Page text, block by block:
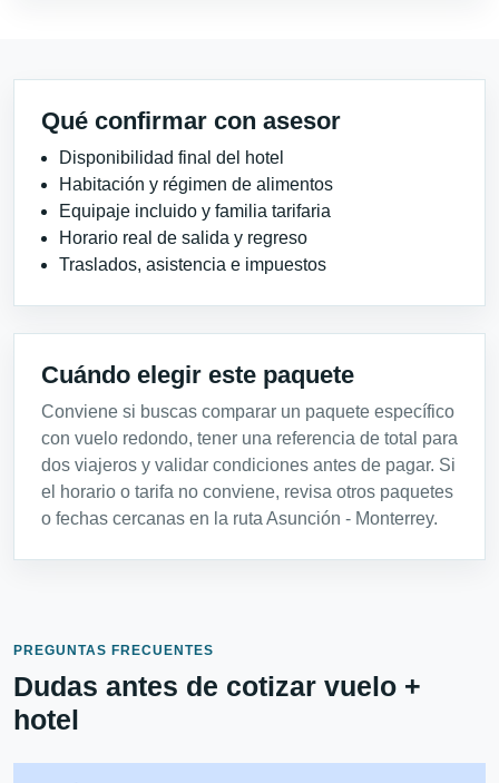
Qué confirmar con asesor
Disponibilidad final del hotel
Habitación y régimen de alimentos
Equipaje incluido y familia tarifaria
Horario real de salida y regreso
Traslados, asistencia e impuestos
Cuándo elegir este paquete
Conviene si buscas comparar un paquete específico
con vuelo redondo, tener una referencia de total para
dos viajeros y validar condiciones antes de pagar. Si
el horario o tarifa no conviene, revisa otros paquetes
o fechas cercanas en la ruta Asunción - Monterrey.
PREGUNTAS FRECUENTES
Dudas antes de cotizar vuelo +
hotel